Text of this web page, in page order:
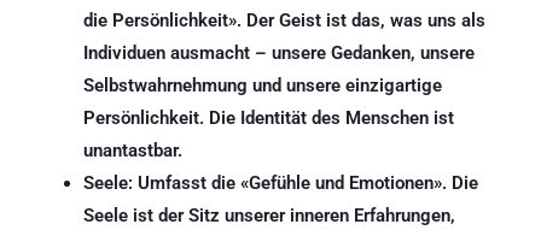
die Persönlichkeit». Der Geist ist das, was uns als
Individuen ausmacht – unsere Gedanken, unsere
Selbstwahrnehmung und unsere einzigartige
Persönlichkeit. Die Identität des Menschen ist
unantastbar.
Seele: Umfasst die «Gefühle und Emotionen». Die
Seele ist der Sitz unserer inneren Erfahrungen,